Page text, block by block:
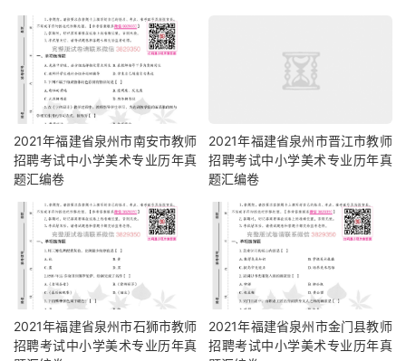
2021年福建省泉州市南安市教师
招聘考试中小学美术专业历年真
题汇编卷
2021年福建省泉州市晋江市教师
招聘考试中小学美术专业历年真
题汇编卷
2021年福建省泉州市石狮市教师
招聘考试中小学美术专业历年真
2021年福建省泉州市金门县教师
招聘考试中小学美术专业历年真